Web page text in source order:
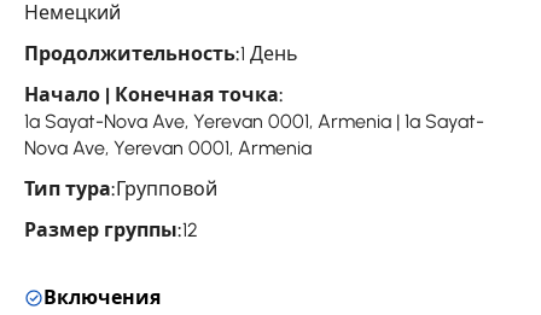
Немецкий
Продолжительность:1 День
Начало | Конечная точка:
1a Sayat-Nova Ave, Yerevan 0001, Armenia | 1a Sayat-
Nova Ave, Yerevan 0001, Armenia
Тип тура: Групповой
Размер группы:12
Включения